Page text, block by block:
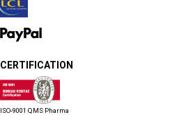
CERTIFICATION
ISO-9001 QMS Pharma